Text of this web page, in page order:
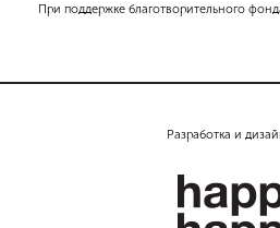
При поддержке благотворительного
Разработка и